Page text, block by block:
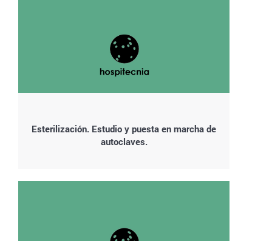
Esterilización. Estudio y puesta en marcha de
autoclaves.